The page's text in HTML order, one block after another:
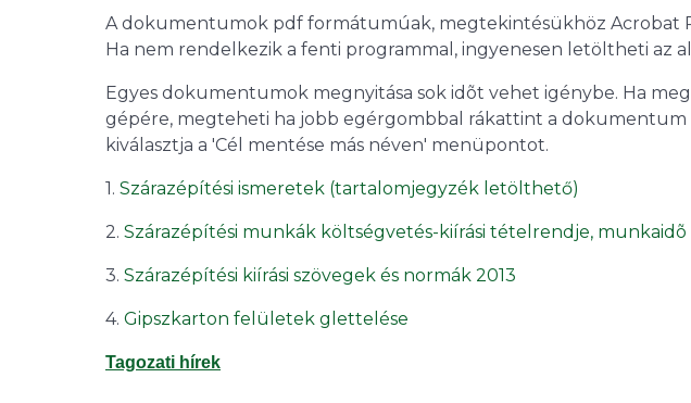
A dokumentumok pdf formátumúak, megtekintésükhöz Acrobat
Ha nem rendelkezik a fenti programmal, ingyenesen letöltheti az
Egyes dokumentumok megnyitása sok idõt vehet igénybe. Ha
gépére, megteheti ha jobb egérgombbal rákattint a dokumentum
kiválasztja a 'Cél mentése más néven' menüpontot.
1. Szárazépítési ismeretek (tartalomjegyzék letölthető)
2. Szárazépítési munkák költségvetés-kiírási tételrendje, munkaidõ
3. Szárazépítési kiírási szövegek és normák 2013
4. Gipszkarton felületek glettelése
Tagozati hírek